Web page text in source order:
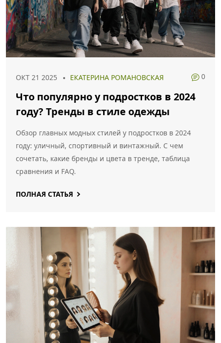
ОКТ 21 2025 ЕКАТЕРИНА РОМАНОВСКАЯ 0
Что популярно у подростков в 2024
году? Тренды в стиле одежды
Обзор главных модных стилей у подростков в 2024
году: уличный, спортивный и винтажный. С чем
сочетать, какие бренды и цвета в тренде, таблица
сравнения и FAQ.
ПОЛНАЯ СТАТЬЯ